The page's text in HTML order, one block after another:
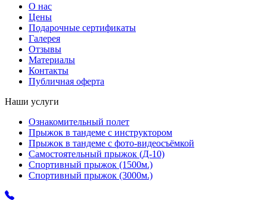
О нас
Цены
Подарочные сертификаты
Галерея
Отзывы
Материалы
Контакты
Публичная оферта
Наши услуги
Ознакомительный полет
Прыжок в тандеме с инструктором
Прыжок в тандеме с фото-видеосъёмкой
Самостоятельный прыжок (Д-10)
Спортивный прыжок (1500м.)
Спортивный прыжок (3000м.)